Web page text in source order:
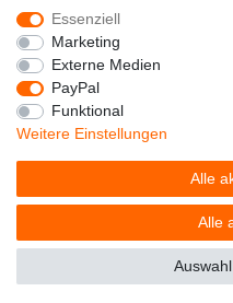
allgemeinen Information.
Abweichungen zwischen
dargestellten Produkten
Modellen möglich sind.
Die auf der Webseite
Spezifikationen und
unterliegen und stellen
Produkteigenschaften dar.
Recht vor, jederzeit und
Änderungen an den
Essenziell
Marketing
Externe Medien
PayPal
Funktional
Weitere Einstellungen
Alle
Alle